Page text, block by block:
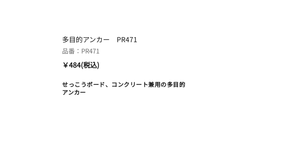
多目的アンカー PR471
品番：PR471
￥484(税込)
せっこうボード、コンクリート兼用の多目的
アンカー